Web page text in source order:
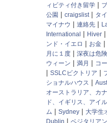
ィビティ付き留学 |
公園 | craigslist | タ
マイナウ | 連絡先 |
International | Hiver |
ンド・イエロ | お金 |
月に１度 | 深夜は危険
ウィーン | 満月 | コ
| SSLCビクトリア |
ショナルハウス |
オーストラリア、カ
ド、イギリス、アイ
ム | Sydney | 大学生
Dublin | ベジタリアン